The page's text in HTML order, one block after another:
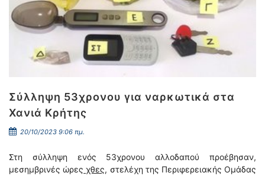
Σύλληψη 53χρονου για ναρκωτικά στα
Χανιά Κρήτης
20/10/2023 9:06 πμ.
Στη σύλληψη ενός 53χρονου αλλοδαπού προέβησαν,
μεσημβρινές ώρες χθες, στελέχη της Περιφερειακής Ομάδας